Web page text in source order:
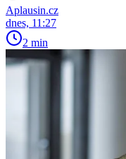
Aplausin.cz
dnes, 11:27
2 min